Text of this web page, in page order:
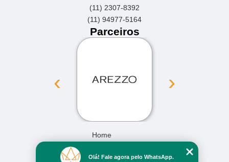
(11) 2307-8392
(11) 94977-5164
Parceiros
‹ ›
Home
Missão
Olá! Fale agora pelo WhatsApp.